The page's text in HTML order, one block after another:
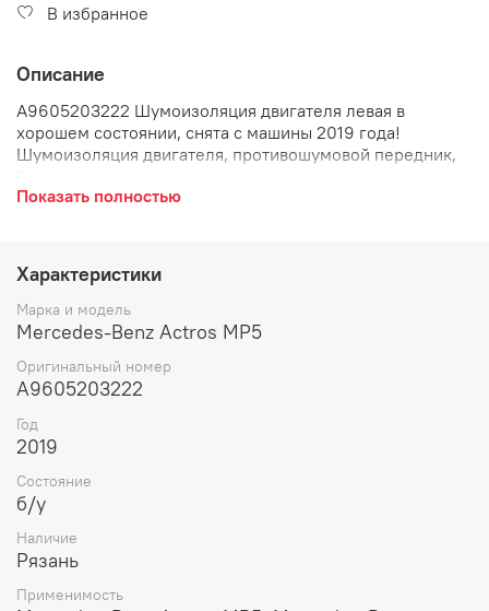
В избранное
Описание
A9605203222 Шумоизоляция двигателя левая в
хорошем состоянии, снята с машины 2019 года!
Шумоизоляция двигателя, противошумовой передник,
защита вентилятора.
Показать полностью
Характеристики
Марка и модель
Mercedes-Benz Actros MP5
Оригинальный номер
A9605203222
Год
2019
Состояние
б/у
Наличие
Рязань
Применимость